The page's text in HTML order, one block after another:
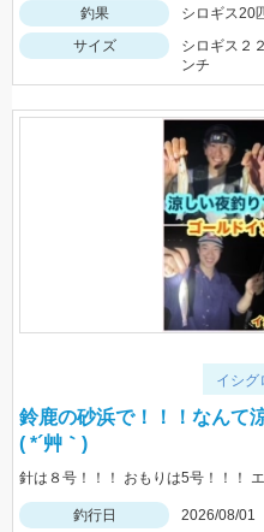
釣果
シロギス20
サイズ
シロギス２
ンチ
イシグ
鈴鹿の砂浜で！！！なんて
( *´艸｀)
針は８号！！！ おもりは5号！！！
釣行日
2026/08/01